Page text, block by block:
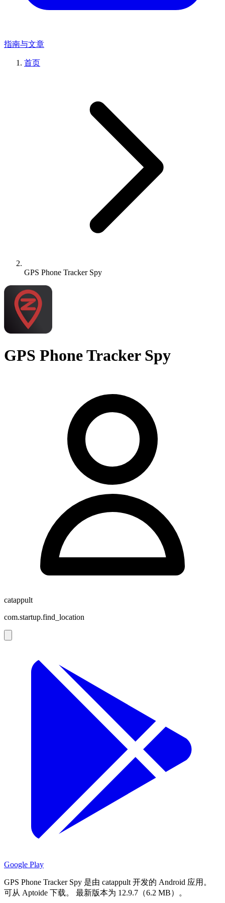
指南与文章
首页
GPS Phone Tracker Spy
GPS Phone Tracker Spy
catappult
com.startup.find_location
Google Play
GPS Phone Tracker Spy 是由 catappult 开发的 Android 应用。
可从 Aptoide 下载。
最新版本为 12.9.7（6.2 MB）。